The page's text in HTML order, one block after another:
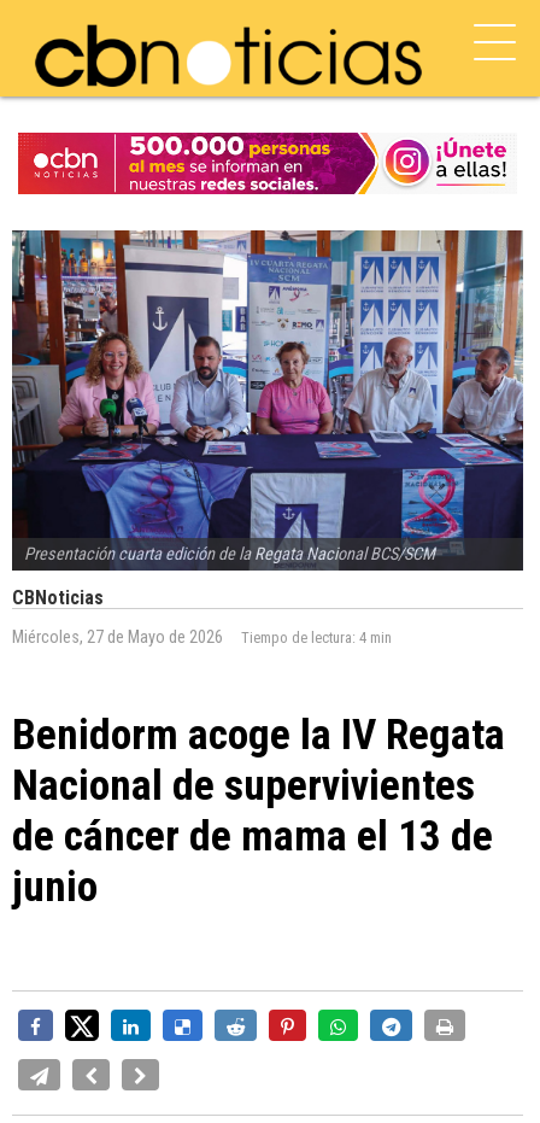
Presentación cuarta edición de la Regata Nacional BCS/SCM
CBNoticias
Miércoles, 27 de Mayo de 2026 Tiempo de lectura: 4 min
Benidorm acoge la IV Regata
Nacional de supervivientes
de cáncer de mama el 13 de
junio